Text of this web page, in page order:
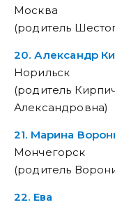
Москва
(родитель
20. Александр
Норильск
(родитель
Александровна)
21. Марина
Мончегорск
(родитель
22. Ева